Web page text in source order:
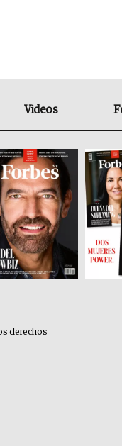
Videos
derechos